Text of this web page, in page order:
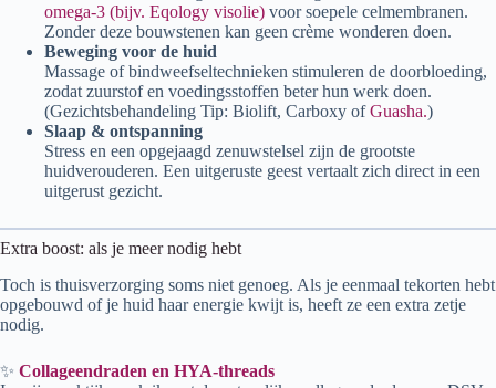
omega-3 (bijv. Eqology visolie) voor soepele celmembranen.
Zonder deze bouwstenen kan geen crème wonderen doen.
Beweging voor de huid
Massage of bindweefseltechnieken stimuleren de doorbloeding,
zodat zuurstof en voedingsstoffen beter hun werk doen.
(Gezichtsbehandeling Tip: Biolift, Carboxy ofGuasha.)
Slaap & ontspanning
Stress en een opgejaagd zenuwstelsel zijn de grootste
huidverouderen. Een uitgeruste geest vertaalt zich direct in een
uitgerust gezicht.
Extra boost: als je meer nodig hebt
Toch is thuisverzorging soms niet genoeg. Als je eenmaal tekorten hebt
opgebouwd of je huid haar energie kwijt is, heeft ze een extra zetje
nodig.
✨ Collageendraden en HYA-threads